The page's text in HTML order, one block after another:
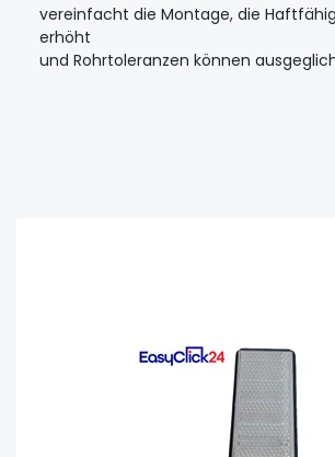
vereinfacht die Montage, die
erhöht
und Rohrtoleranzen können